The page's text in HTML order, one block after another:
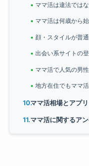
ママ活は違法では
ママ活は何歳から
顔・スタイルが普
出会い系サイトの
ママ活で人気の男
地方在住でもママ
ママ活相場とアプ
ママ活に関するア